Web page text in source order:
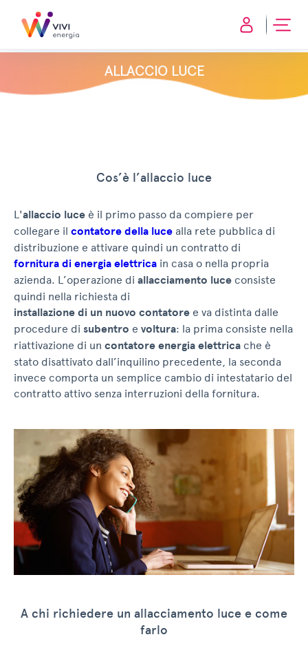
ALLACCIO LUCE
Cos’è l’allaccio luce
L'allaccio luce è il primo passo da compiere per
collegare il contatore della luce alla rete pubblica di
distribuzione e attivare quindi un contratto di
fornitura di energia elettrica in casa o nella propria
azienda. L’operazione di allacciamento luce consiste
quindi nella richiesta di
installazione di un nuovo contatore e va distinta dalle
procedure di subentro e voltura: la prima consiste nella
riattivazione di un contatore energia elettrica che è
stato disattivato dall’inquilino precedente, la seconda
invece comporta un semplice cambio di intestatario del
contratto attivo senza interruzioni della fornitura.
A chi richiedere un allacciamento luce e come
farlo